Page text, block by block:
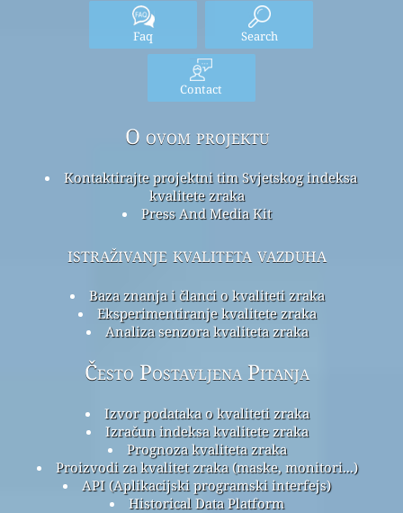
Faq Search
Contact
O ovom projektu
Kontaktirajte projektni tim Svjetskog indeksa
kvalitete zraka
Press And Media Kit
istraživanje kvaliteta vazduha
Baza znanja i članci o kvaliteti zraka
Eksperimentiranje kvalitete zraka
Analiza senzora kvaliteta zraka
Često Postavljena Pitanja
Izvor podataka o kvaliteti zraka
Izračun indeksa kvalitete zraka
Prognoza kvaliteta zraka
Proizvodi za kvalitet zraka (maske, monitori...)
API (Aplikacijski programski interfejs)
Historical Data Platform